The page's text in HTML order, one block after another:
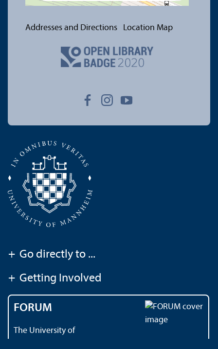
Addresses and Directions Location Map
+ Go directly to ...
+ Getting Involved
FORUM
The University of